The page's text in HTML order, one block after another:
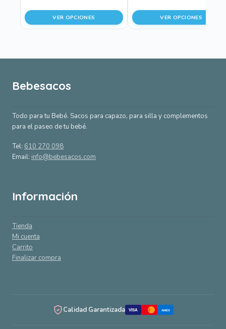
precio
original
75,30 €.
precio
actual
48,95 €.
VER OPCIONES
página
precio
original
75,30 €.
VER OPCIONES
página
Bebesacos
Todo para tu Bebé. Sacos para capazo, para silla y complementos
para el paseo de tu bebé.
Tel: 610 270 098
Email: info@bebesacos.com
Información
Tienda
Mi cuenta
Carrito
Finalizar compra
Calidad Garantizada VISA AMEX